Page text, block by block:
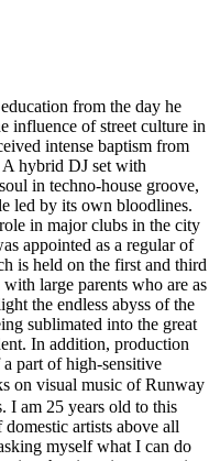
from the day he
influence of street culture in
intense baptism from
A hybrid DJ set with
in techno-house groove,
led by its own bloodlines.
in major clubs in the city
appointed as a regular of
is held on the first and third
large parents who are as
the endless abyss of the
sublimated into the great
In addition, production
part of high-sensitive
on visual music of Runway
I am 25 years old to this
artists above all
myself what I can do